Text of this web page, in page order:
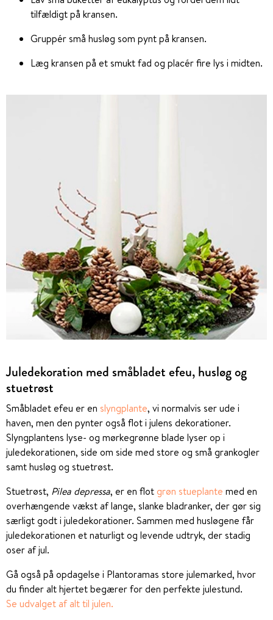
tilfældigt på kransen.
Gruppér små husløg som pynt på kransen.
Læg kransen på et smukt fad og placér fire lys i midten.
Juledekoration med småbladet efeu, husløg og
stuetrøst
Småbladet efeu er en slyngplante, vi normalvis ser ude i
haven, men den pynter også flot i julens dekorationer.
Slyngplantens lyse- og mørkegrønne blade lyser op i
juledekorationen, side om side med store og små grankogler
samt husløg og stuetrøst.
Stuetrøst, Pilea depressa, er en flot grøn stueplante med en
overhængende vækst af lange, slanke bladranker, der gør sig
særligt godt i juledekorationer. Sammen med husløgene får
juledekorationen et naturligt og levende udtryk, der stadig
oser af jul.
Gå også på opdagelse i Plantoramas store julemarked, hvor
du finder alt hjertet begærer for den perfekte julestund.
Se udvalget af alt til julen.